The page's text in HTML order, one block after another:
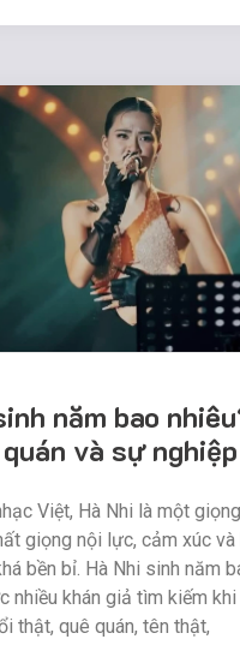
năm bao
và sự nghiệp
Việt, Hà Nhi là một
giọng nội lực, cảm xúc và
bền bỉ. Hà Nhi sinh năm
nhiều khán giả tìm kiếm
thật, quê quán, tên thật,